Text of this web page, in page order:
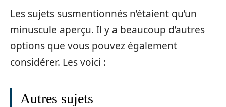
Les sujets susmentionnés n’étaient qu’un
minuscule aperçu. Il y a beaucoup d’autres
options que vous pouvez également
considérer. Les voici :
Autres sujets